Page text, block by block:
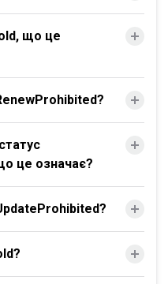
що це
це означає?